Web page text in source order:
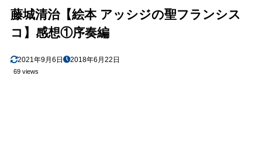
藤城清治【絵本 アッシジの聖フランシス
コ】感想①序奏編
2021年9月6日 2018年6月22日
69 views